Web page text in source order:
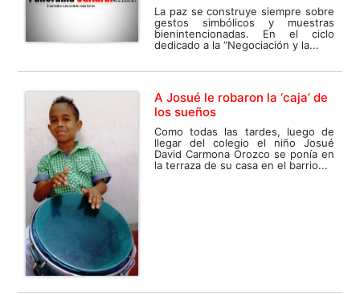
La paz se construye siempre sobre
gestos simbólicos y muestras
bienintencionadas. En el ciclo
dedicado a la “Negociación y la...
A Josué le robaron la ‘caja’ de
los sueños
Como todas las tardes, luego de
llegar del colegio el niño Josué
David Carmona Orozco se ponía en
la terraza de su casa en el barrio...